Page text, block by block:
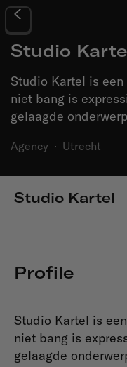
Studio
Studio Kartel is
niet bang is
gelaagde
Agency · Utrecht
Studio Kartel
Profile
Studio Kartel is
niet bang is
gelaagde